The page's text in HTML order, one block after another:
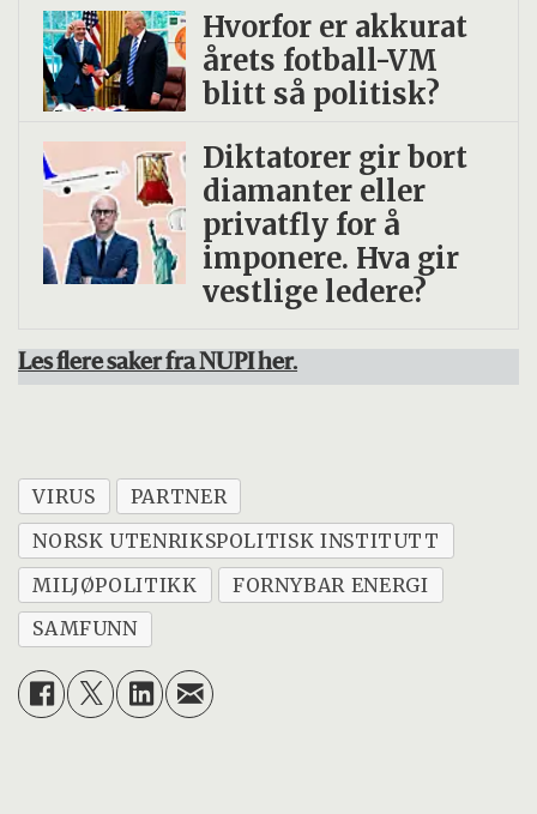
Hvorfor er akkurat
årets fotball-VM
blitt så politisk?
Diktatorer gir bort
diamanter eller
privatfly for å
imponere. Hva gir
vestlige ledere?
Les flere saker fra NUPI her.
VIRUS
PARTNER
NORSK UTENRIKSPOLITISK INSTITUTT
MILJØPOLITIKK
FORNYBAR ENERGI
SAMFUNN